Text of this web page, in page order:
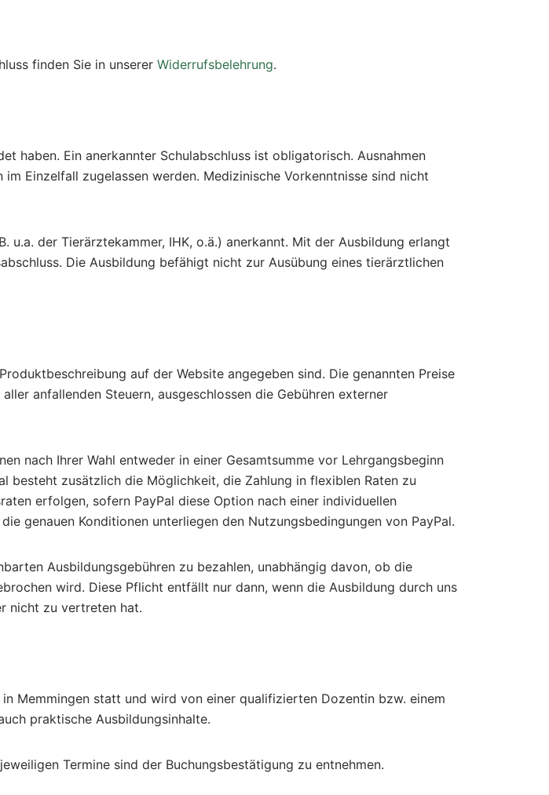
finden Sie in unserer Widerrufsbelehrung.
haben. Ein anerkannter Schulabschluss ist obligatorisch. Ausnahmen
Einzelfall zugelassen werden. Medizinische Vorkenntnisse sind nicht
der Tierärztekammer, IHK, o.ä.) anerkannt. Mit der Ausbildung erlangt
Die Ausbildung befähigt nicht zur Ausübung eines tierärztlichen
auf der Website angegeben sind. Die genannten Preise
anfallenden Steuern, ausgeschlossen die Gebühren externer
nach Ihrer Wahl entweder in einer Gesamtsumme vor Lehrgangsbeginn
besteht zusätzlich die Möglichkeit, die Zahlung in flexiblen Raten zu
erfolgen, sofern PayPal diese Option nach einer individuellen
genauen Konditionen unterliegen den Nutzungsbedingungen von PayPal.
Ausbildungsgebühren zu bezahlen, unabhängig davon, ob die
wird. Diese Pflicht entfällt nur dann, wenn die Ausbildung durch uns
nicht zu vertreten hat.
Memmingen statt und wird von einer qualifizierten Dozentin bzw. einem
praktische Ausbildungsinhalte.
Termine sind der Buchungsbestätigung zu entnehmen.